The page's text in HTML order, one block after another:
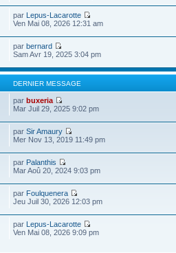
par Lepus-Lacarotte
Ven Mai 08, 2026 12:31 am
parbernard
Sam Avr 19, 2025 3:04 pm
DERNIER MESSAGE
parbuxeria
Mar Juil 29, 2025 9:02 pm
parSir Amaury
Mer Nov 13, 2019 11:49 pm
par Palanthis
Mar Aoû 20, 2024 9:03 pm
par Foulquenera
Jeu Juil 30, 2026 12:03 pm
par Lepus-Lacarotte
Ven Mai 08, 2026 9:09 pm